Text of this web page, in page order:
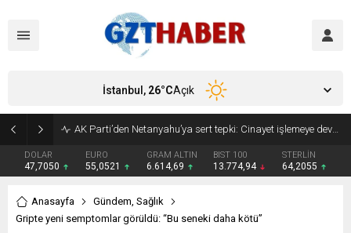
Son Dakika: Etimesgut Belediye Başkanı Erdal Beşikçioğlu görevden uzaklaştırıldı
DOLAR
47,7050
EURO
55,0521
GRAM ALTIN
6.614,69
BIST 100
13.774,94
STERLİN
64,2055
İstanbul, 26°CAçık
Anasayfa Gündem, Sağlık
Gripte yeni semptomlar görüldü: “Bu seneki daha kötü”